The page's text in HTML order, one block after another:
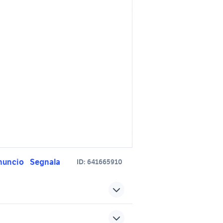
Segnala ID: 641665910